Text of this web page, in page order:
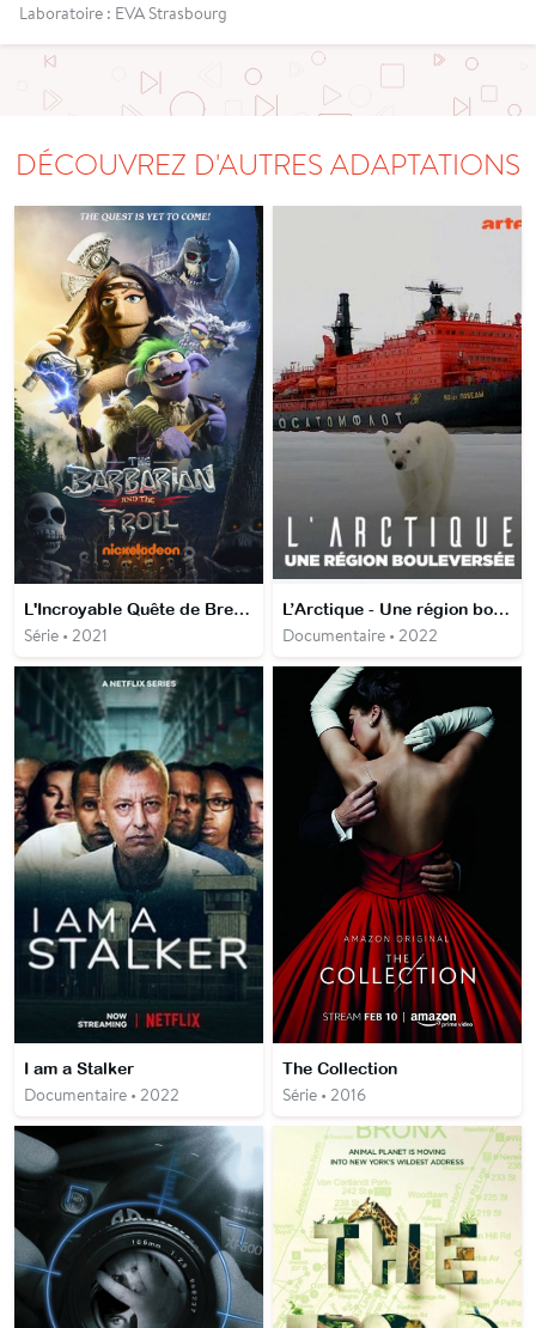
Laboratoire : EVA Strasbourg
DÉCOUVREZ D'AUTRES ADAPTATIONS
L'Incroyable Quête de Brendar et Evan
Série • 2021
L’Arctique - Une région bouleversée
Documentaire • 2022
I am a Stalker
Documentaire • 2022
The Collection
Série • 2016